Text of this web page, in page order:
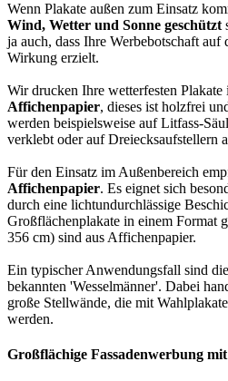
Wenn Plakate außen zum Einsatz
Wind, Wetter und Sonne geschützt
ja auch, dass Ihre Werbebotschaft auf
Wirkung erzielt.
Wir drucken Ihre wetterfesten Plakate
Affichenpapier, dieses ist holzfrei
werden beispielsweise auf Litfass-
verklebt oder auf Dreiecksaufstellern
Für den Einsatz im Außenbereich
Affichenpapier. Es eignet sich
durch eine lichtundurchlässige
Großflächenplakate in einem Format
356 cm) sind aus Affichenpapier.
Ein typischer Anwendungsfall sind
bekannten 'Wesselmänner'. Dabei
große Stellwände, die mit
werden.
Großflächige Fassadenwerbung